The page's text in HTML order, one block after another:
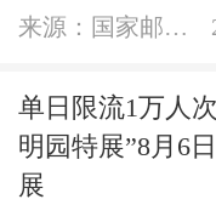
来源：国家邮政局网站
单日限流1万人
明园特展”8月6
展